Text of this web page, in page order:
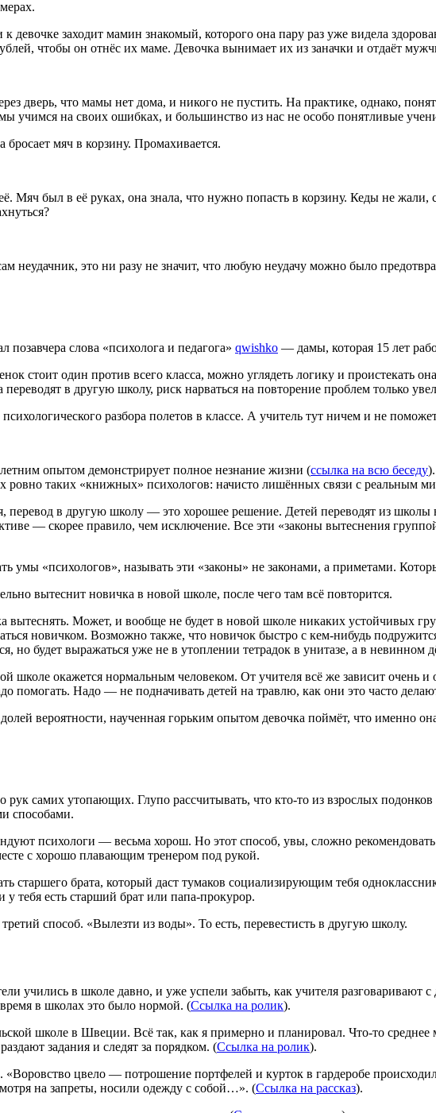
заходит мамин знакомый, которого она пару раз уже видела
чтобы он отнёс их маме. Девочка вынимает их из заначки и отдаёт
дверь, что мамы нет дома, и никого не пустить. На практике, однако,
учимся на своих ошибках, и большинство из нас не особо понятливые
мяч в корзину. Промахивается.
Мяч был в её руках, она знала, что нужно попасть в корзину. Кеды не
неудачник, это ни разу не значит, что любую неудачу можно было
слова «психолога и педагога» qwishko — дамы, которая 15 лет
стоит один против всего класса, можно углядеть логику и проистекать
в другую школу, риск нарваться на повторение проблем только
разбора полетов в классе. А учитель тут ничем и не
опытом демонстрирует полное незнание жизни (ссылка на всю беседу
ровно таких «книжных» психологов: начисто лишённых связи с реальным
перевод в другую школу — это хорошее решение. Детей переводят из
— скорее правило, чем исключение. Все эти «законы вытеснения
умы «психологов», называть эти «законы» не законами, а приметами.
вытеснит новичка в новой школе, после чего там всё повторится.
вытеснять. Может, и вообще не будет в новой школе никаких устойчивых
новичком. Возможно также, что новичок быстро с кем-нибудь
но будет выражаться уже не в утоплении тетрадок в унитазе, а в невинном
школе окажется нормальным человеком. От учителя всё же зависит
помогать. Надо — не подначивать детей на травлю, как они это часто
вероятности, наученная горьким опытом девочка поймёт, что именно
самих утопающих. Глупо рассчитывать, что кто-то из взрослых подонков
способами.
психологи — весьма хорош. Но этот способ, увы, сложно
с хорошо плавающим тренером под рукой.
старшего брата, который даст тумаков социализирующим тебя
тебя есть старший брат или папа-прокурор.
способ. «Вылезти из воды». То есть, перевестисть в другую школу.
учились в школе давно, и уже успели забыть, как учителя
в школах это было нормой. (Ссылка на ролик).
школе в Швеции. Всё так, как я примерно и планировал. Что-то
задания и следят за порядком. (Ссылка на ролик).
«Воровство цвело — потрошение портфелей и курток в гардеробе
на запреты, носили одежду с собой…». (Ссылка на рассказ).